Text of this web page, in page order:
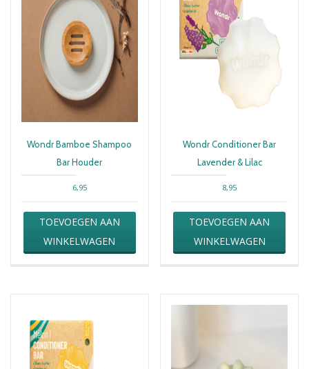
Wondr Bamboe Shampoo
Bar Houder
6,95
TOEVOEGEN AAN
WINKELWAGEN
Wondr Conditioner Bar
Lavender & Lilac
8,95
TOEVOEGEN AAN
WINKELWAGEN